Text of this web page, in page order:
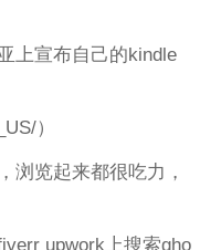
上宣布自己的kindle
）
浏览起来都很吃力，
upwork上搜索gho